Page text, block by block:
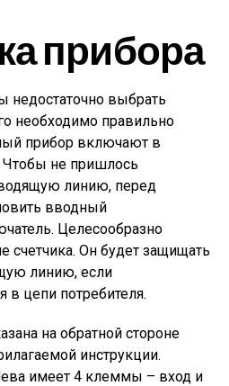
прибора
недостаточно выбрать
необходимо правильно
прибор включают в
Чтобы не пришлось
линию, перед
вводный
Целесообразно
счетчика. Он будет защищать
линию, если
в цепи потребителя.
на обратной стороне
инструкции.
имеет 4 клеммы – вход и